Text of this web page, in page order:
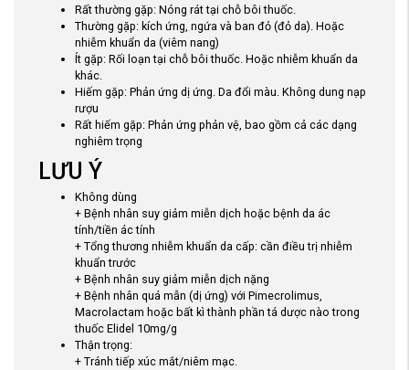
Rất thường gặp: Nóng rát tại chỗ bôi thuốc.
Thường gặp: kích ứng, ngứa và ban đỏ (đỏ da). Hoặc
nhiễm khuẩn da (viêm nang)
Ít gặp: Rối loạn tại chỗ bôi thuốc. Hoặc nhiễm khuẩn da
khác.
Hiếm gặp: Phản ứng dị ứng. Da đổi màu. Không dung nạp
rượu
Rất hiếm gặp: Phản ứng phản vệ, bao gồm cả các dạng
nghiêm trọng
LƯU Ý
Không dùng
+ Bệnh nhân suy giảm miễn dịch hoặc bệnh da ác
tính/tiền ác tính
+ Tổng thương nhiễm khuẩn da cấp: cần điều trị nhiễm
khuẩn trước
+ Bệnh nhân suy giảm miễn dịch nặng
+ Bệnh nhân quá mẫn (dị ứng) với Pimecrolimus,
Macrolactam hoặc bất kì thành phần tá dược nào trong
thuốc Elidel 10mg/g
Thận trọng:
+ Tránh tiếp xúc mắt/niêm mạc.